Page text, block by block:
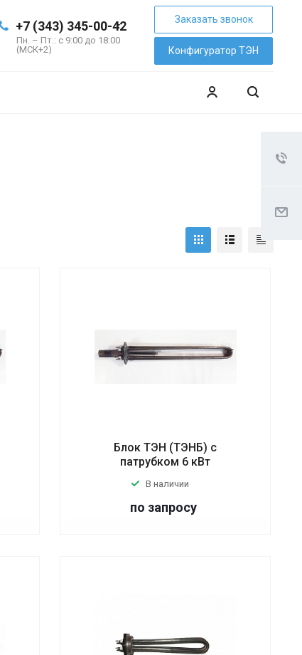
+7 (343) 345-00-42
Пн. – Пт.: с 9:00 до 18:00
(МСК+2)
Заказать звонок
Конфигуратор ТЭН
Блок ТЭН (ТЭНБ) с
патрубком 6 кВт
В наличии
по запросу